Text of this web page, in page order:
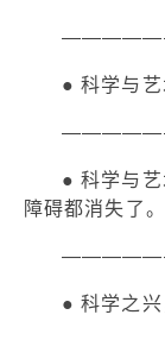
——————
● 科学与艺
——————
● 科学与
障碍都消失了。
● 科学之兴